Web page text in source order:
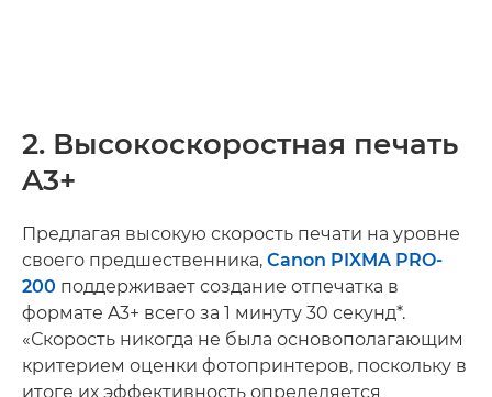
2. Высокоскоростная печать
A3+
Предлагая высокую скорость печати на уровне
своего предшественника, Canon PIXMA PRO-
200 поддерживает создание отпечатка в
формате A3+ всего за 1 минуту 30 секунд*.
«Скорость никогда не была основополагающим
критерием оценки фотопринтеров, поскольку в
итоге их эффективность определяется